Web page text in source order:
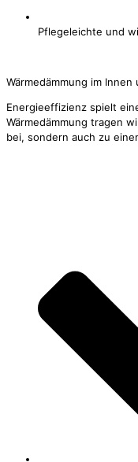
Pflegeleichte und
Wärmedämmung im
Energieeffizienz spielt
Wärmedämmung tragen
bei, sondern auch zu